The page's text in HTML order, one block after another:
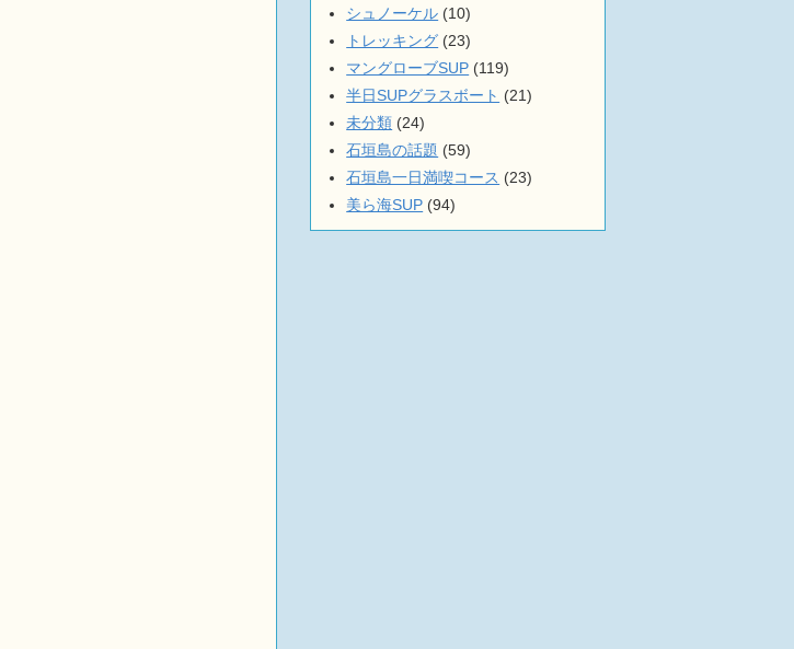
シュノーケル (10)
トレッキング (23)
マングローブSUP (119)
半日SUPグラスボート (21)
未分類 (24)
石垣島の話題 (59)
石垣島一日満喫コース (23)
美ら海SUP (94)